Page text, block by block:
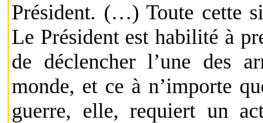
Président. (…) Toute cette
Le Président est habilité à
de déclencher l’une des
monde, et ce à n’importe
guerre, elle, requiert un